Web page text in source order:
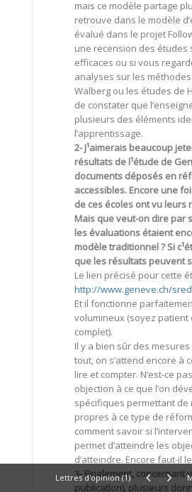
Lettres d'opinion (1)
mais ce modèle partage
retrouve dans le modèle
évalué dans le projet
une recension des études
efficaces ou si vous
analyses sur les
Walberg ou les études de
de constater que
plusieurs des éléments
l’apprentissage.
2- J¹aimerais beaucoup
résultats de l¹étude de
documents déposés en
accessibles. Encore une
de ces écoles ont vu leurs
Mais que veut-on dire par
les évaluations étaient
modèle traditionnel ? Si
que les résultats peuvent
Le lien précisé pour cette
http://www.geneve.ch/
Et il fonctionne
volumineux (soyez
complet).
Il y a bien sûr des
tout, on s’attend encore à
lire et compter. N’est-ce
objection à ce que l’on
spécifiques permettant
propres à ce type de
comment savoir si
permet d’atteindre les
d’atteindre. Encore faut-il
3- Finalement, concernant
publication), plusieurs